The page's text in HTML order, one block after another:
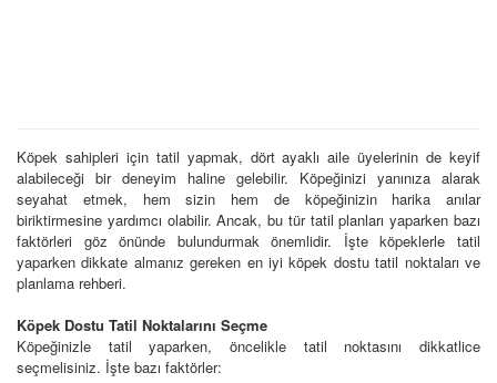
Köpek sahipleri için tatil yapmak, dört ayaklı aile üyelerinin de keyif
alabileceği bir deneyim haline gelebilir. Köpeğinizi yanınıza alarak
seyahat etmek, hem sizin hem de köpeğinizin harika anılar
biriktirmesine yardımcı olabilir. Ancak, bu tür tatil planları yaparken bazı
faktörleri göz önünde bulundurmak önemlidir. İşte köpeklerle tatil
yaparken dikkate almanız gereken en iyi köpek dostu tatil noktaları ve
planlama rehberi.
Köpek Dostu Tatil Noktalarını Seçme
Köpeğinizle tatil yaparken, öncelikle tatil noktasını dikkatlice
seçmelisiniz. İşte bazı faktörler: